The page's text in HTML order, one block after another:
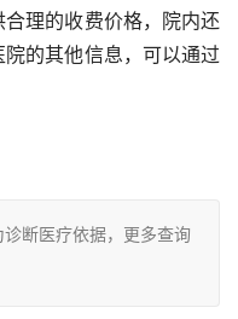
理的收费价格，院内还
的其他信息，可以通过
断医疗依据，更多查询